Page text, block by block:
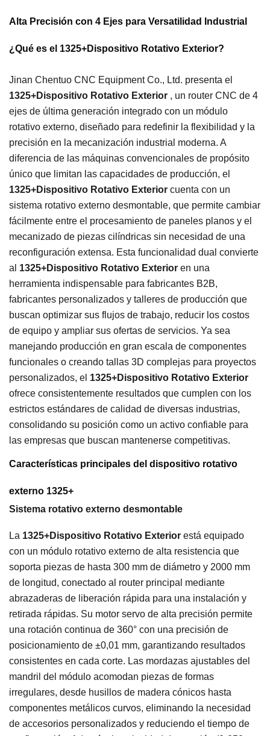
Alta Precisión con 4 Ejes para Versatilidad Industrial
¿Qué es el 1325+Dispositivo Rotativo Exterior?
Jinan Chentuo CNC Equipment Co., Ltd. presenta el
1325+Dispositivo Rotativo Exterior , un router CNC de 4
ejes de última generación integrado con un módulo
rotativo externo, diseñado para redefinir la flexibilidad y la
precisión en la mecanización industrial moderna. A
diferencia de las máquinas convencionales de propósito
único que limitan las capacidades de producción, el
1325+Dispositivo Rotativo Exterior cuenta con un
sistema rotativo externo desmontable, que permite cambiar
fácilmente entre el procesamiento de paneles planos y el
mecanizado de piezas cilíndricas sin necesidad de una
reconfiguración extensa. Esta funcionalidad dual convierte
al 1325+Dispositivo Rotativo Exterior en una
herramienta indispensable para fabricantes B2B,
fabricantes personalizados y talleres de producción que
buscan optimizar sus flujos de trabajo, reducir los costos
de equipo y ampliar sus ofertas de servicios. Ya sea
manejando producción en gran escala de componentes
funcionales o creando tallas 3D complejas para proyectos
personalizados, el 1325+Dispositivo Rotativo Exterior
ofrece consistentemente resultados que cumplen con los
estrictos estándares de calidad de diversas industrias,
consolidando su posición como un activo confiable para
las empresas que buscan mantenerse competitivas.
Características principales del dispositivo rotativo
externo 1325+
Sistema rotativo externo desmontable
La 1325+Dispositivo Rotativo Exterior está equipado
con un módulo rotativo externo de alta resistencia que
soporta piezas de hasta 300 mm de diámetro y 2000 mm
de longitud, conectado al router principal mediante
abrazaderas de liberación rápida para una instalación y
retirada rápidas. Su motor servo de alta precisión permite
una rotación continua de 360° con una precisión de
posicionamiento de ±0,01 mm, garantizando resultados
consistentes en cada corte. Las mordazas ajustables del
mandril del módulo acomodan piezas de formas
irregulares, desde husillos de madera cónicos hasta
componentes metálicos curvos, eliminando la necesidad
de accesorios personalizados y reduciendo el tiempo de